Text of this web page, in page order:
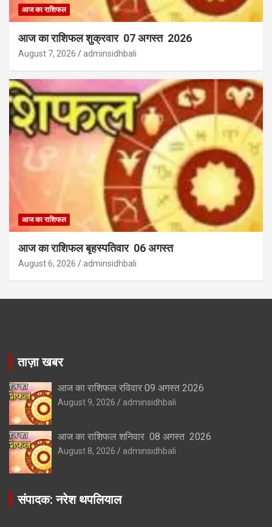
आज का राशिफल
आज का राशिफल शुक्रवार 07 अगस्त 2026
August 7, 2026 adminsidhbali
आज का राशिफल
आज का राशिफल बृहस्पतिवार 06 अगस्त
August 6, 2026 adminsidhbali
ताज़ा खबर
आज का राशिफल रविवार 09 अगस्त 2026
August 9, 2026 adminsidhbali
आज का राशिफल शनिवार 08 अगस्त 2026
August 8, 2026 adminsidhbali
संपादक: नरेश थपलियाल